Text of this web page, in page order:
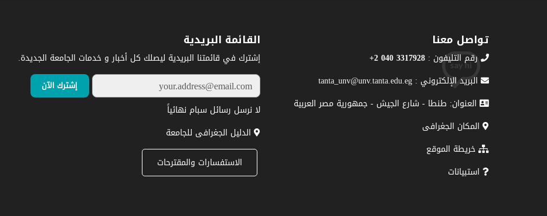
تواصل معنا
رقم التليفون : 3317928 040 2+
البريد الإلكتروني : tanta_unv@unv.tanta.edu.eg
العنوان: طنطا - شارع الجيش - جمهورية مصر العربية
المكان الجغرافى
خريطة الموقع
استبيانات
القائمة البريدية
إشترك في قائمتنا البريدية ليصلك كل أخبار و خدمات الجامعة الجديدة.
لا نرسل رسائل سبام نهائياً
الدليل الجغرافى للجامعة
الاستفسارات والمقترحات